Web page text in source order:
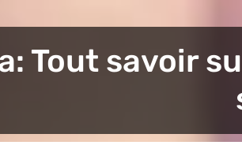
Tout savoir